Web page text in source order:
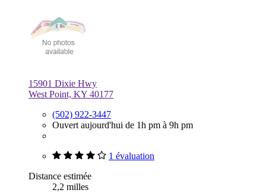
15901 Dixie Hwy
West Point, KY 40177
(502) 922-3447
Ouvert aujourd'hui de 1h pm à 9h pm
1 évaluation
Distance estimée
2,2 milles